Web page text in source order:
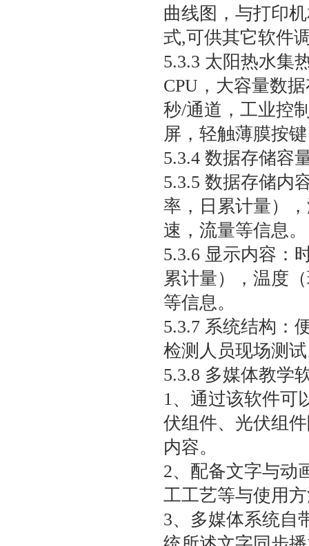
曲线图，与打印
式,可供其它软件
5.3.3 太阳热水集
CPU，大容量数
秒/通道，工业控
屏，轻触薄膜按
5.3.4 数据存储容
5.3.5 数据存储内
率，日累计量）
速，流量等信息。
5.3.6 显示内容：
累计量），温度
等信息。
5.3.7 系统结构：
检测人员现场测
5.3.8 多媒体教学
1、通过该软件可
伏组件、光伏组
内容。
2、配备文字与动
工工艺等与使用
3、多媒体系统自